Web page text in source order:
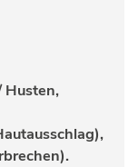
Husten,